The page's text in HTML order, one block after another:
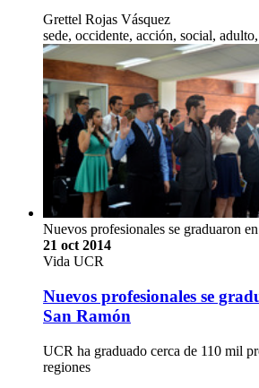
Grettel Rojas Vásquez
sede, occidente, acción, social,
Nuevos profesionales se graduaron
21 oct 2014
Vida UCR
Nuevos profesionales se
San Ramón
UCR ha graduado cerca de 110 mil
regiones